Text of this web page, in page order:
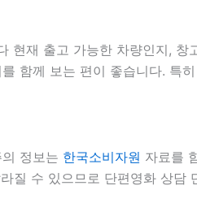
현재 출고 가능한 차량인지,
함께 보는 편이 좋습니다.
정보는 한국소비자원 자료를
질 수 있으므로 단편영화 상